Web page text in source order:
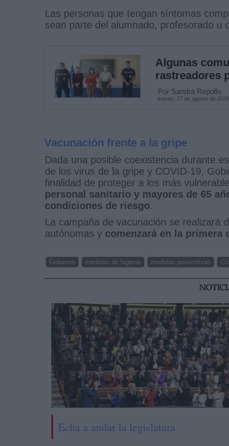
Las personas que tengan síntomas
sean parte del alumnado, profesorado u
Algunas
rastreadores
Por Sandra Repollo
jueves, 27 de agosto de 2020
Vacunación frente a la gripe
Dada una posible coexistencia durante
de los virus de la gripe y COVID-19,
finalidad de proteger a los más
personal sanitario y mayores de 65
condiciones de riesgo.
La campaña de vacunación se realizará
autónomas y comenzará en la primera
Gobierno medidas de higiene medidas preventivas
Echa a andar la legislatura